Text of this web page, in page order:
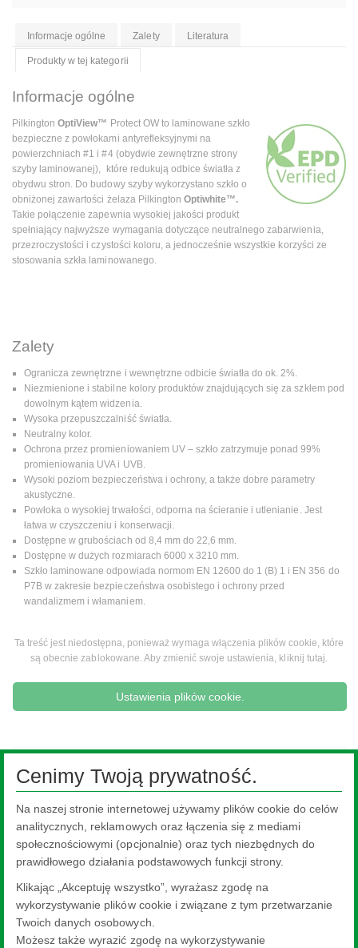
Informacje ogólne Zalety Literatura
Produkty w tej kategorii
Informacje ogólne
PilkingtonOptiView™ Protect OW to laminowane szkło
bezpieczne z powłokami antyrefleksyjnymi na
powierzchniach #1 i #4 (obydwie zewnętrzne strony
szyby laminowanej), które redukują odbice światła z
obydwu stron. Do budowy szyby wykorzystano szkło o
obniżonej zawartości żelaza Pilkington Optiwhite™.
Takie połączenie zapewnia wysokiej jakości produkt
spełniający najwyższe wymagania dotyczące neutralnego zabarwienia,
przezroczystości i czystości koloru, a jednocześnie wszystkie korzyści ze
stosowania szkła laminowanego.
Zalety
Ogranicza zewnętrzne i wewnętrzne odbicie światła do ok. 2%.
Niezmienione i stabilne kolory produktów znajdujących się za szkłem pod
dowolnym kątem widzenia.
Wysoka przepuszczalniść światła.
Neutralny kolor.
Ochrona przez promieniowaniem UV – szkło zatrzymuje ponad 99%
promieniowania UVA i UVB.
Wysoki poziom bezpieczeństwa i ochrony, a także dobre parametry
akustyczne.
Powłoka o wysokiej trwałości, odporna na ścieranie i utlenianie. Jest
łatwa w czyszczeniu i konserwacji.
Dostępne w grubościach od 8,4 mm do 22,6 mm.
Dostępne w dużych rozmiarach 6000 x 3210 mm.
Szkło laminowane odpowiada normom EN 12600 do 1 (B) 1 i EN 356 do
P7B w zakresie bezpieczeństwa osobistego i ochrony przed
wandalizmem i włamaniem.
Ta treść jest niedostępna, ponieważ wymaga włączenia plików cookie, które
są obecnie zablokowane. Aby zmienić swoje ustawienia, kliknij tutaj.
Ustawienia plików cookie.
Cenimy Twoją prywatność.
Na naszej stronie internetowej używamy plików cookie do celów
analitycznych, reklamowych oraz łączenia się z mediami
społecznościowymi (opcjonalnie) oraz tych niezbędnych do
prawidłowego działania podstawowych funkcji strony.
Klikając „Akceptuję wszystko”, wyrażasz zgodę na
wykorzystywanie plików cookie i związane z tym przetwarzanie
Twoich danych osobowych.
Możesz także wyrazić zgodę na wykorzystywanie